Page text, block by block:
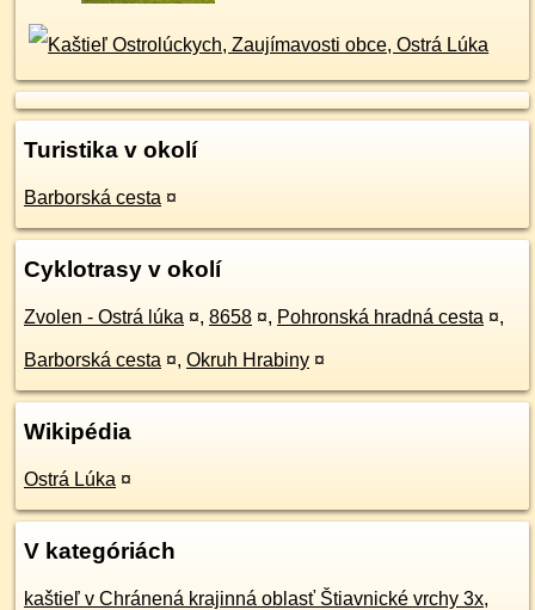
Turistika v okolí
Barborská cesta ¤
Cyklotrasy v okolí
Zvolen - Ostrá lúka ¤, 8658 ¤, Pohronská hradná cesta ¤,
Barborská cesta ¤, Okruh Hrabiny ¤
Wikipédia
Ostrá Lúka ¤
V kategóriách
kaštieľ v Chránená krajinná oblasť Štiavnické vrchy 3x,